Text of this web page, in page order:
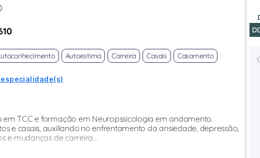
Autoestima Carreira Casais Casamento
especialidade(s)
em TCC e formação em Neuropssicologia em andamento.
e casais, auxiliando no enfrentamento da ansiedade, depressão,
e mudanças de carreira...